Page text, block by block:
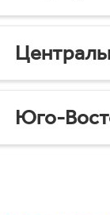
Юго-